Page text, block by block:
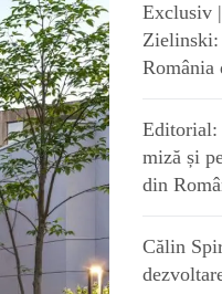
Exclusiv
România
Editorial:
miză și
din
Călin